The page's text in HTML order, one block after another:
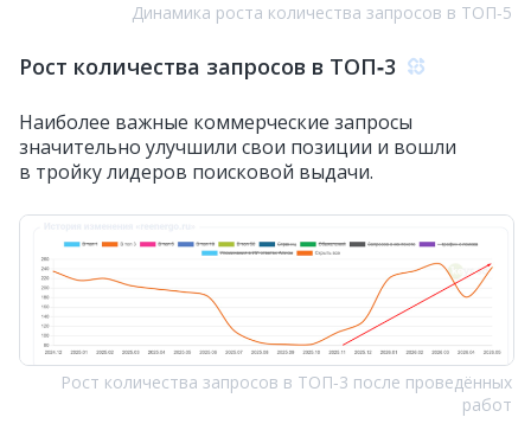
Динамика роста количества запросов в ТОП‑5
Рост количества запросов в ТОП‑3
Наиболее важные коммерческие запросы
значительно улучшили свои позиции и вошли
в тройку лидеров поисковой выдачи.
Рост количества запросов в ТОП‑3 после проведённых
работ